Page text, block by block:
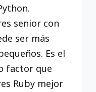
senior con
ser más
Es el
factor que
Ruby mejor